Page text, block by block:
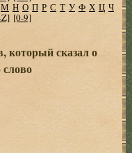
М Н О П Р С Т У Ф Х Ц Ч
[0-9]
который сказал о